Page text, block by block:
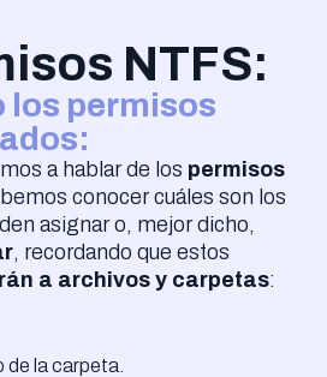
NTFS:
los permisos
a hablar de los permisos
conocer cuáles son los
asignar o, mejor dicho,
, recordando que estos
a archivos y carpetas:
la carpeta.